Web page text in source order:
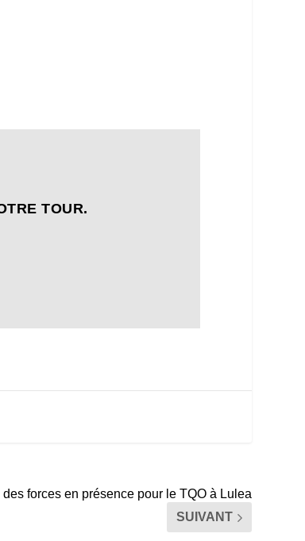
TOUR.
des forces en présence pour le TQO à Lulea
SUIVANT